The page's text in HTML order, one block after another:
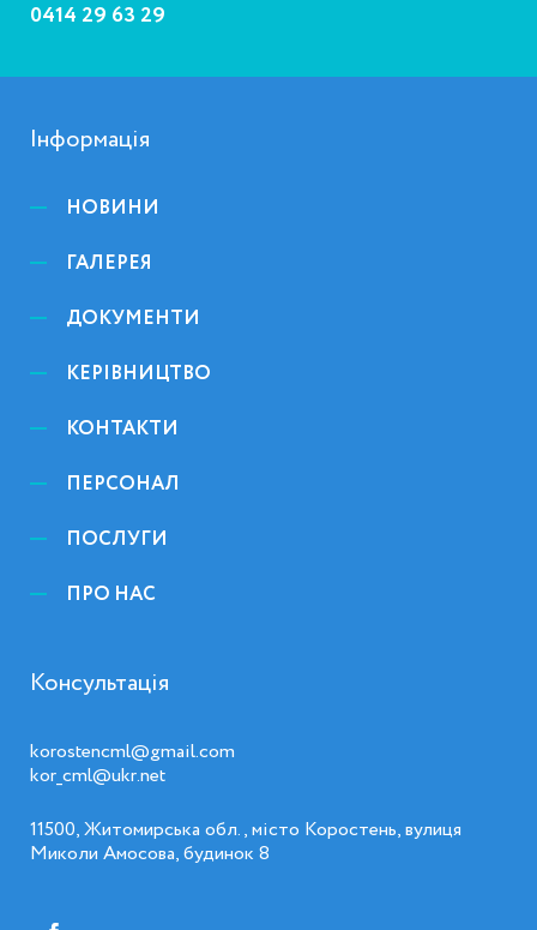
0414 29 63 29
Інформація
НОВИНИ
ГАЛЕРЕЯ
ДОКУМЕНТИ
КЕРІВНИЦТВО
КОНТАКТИ
ПЕРСОНАЛ
ПОСЛУГИ
ПРО НАС
Консультація
korostencml@gmail.com
kor_cml@ukr.net
11500, Житомирська обл., місто Коростень, вулиця
Миколи Амосова, будинок 8